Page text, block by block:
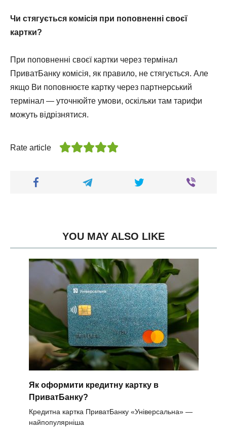
Чи стягується комісія при поповненні своєї
картки?
При поповненні своєї картки через термінал
ПриватБанку комісія, як правило, не стягується. Але
якщо Ви поповнюєте картку через партнерський
термінал — уточнюйте умови, оскільки там тарифи
можуть відрізнятися.
Rate article
YOU MAY ALSO LIKE
Як оформити кредитну картку в
ПриватБанку?
Кредитна картка ПриватБанку «Універсальна» —
найпопулярніша